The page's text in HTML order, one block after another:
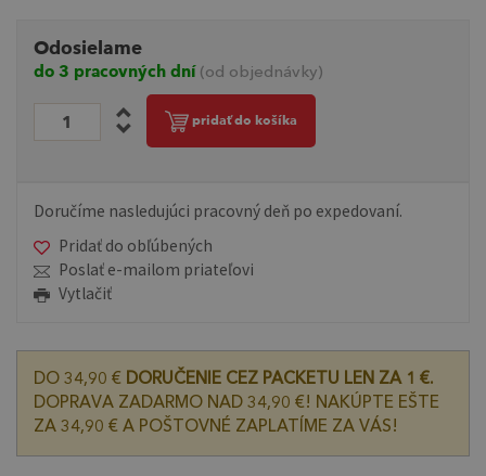
Odosielame
do 3 pracovných dní (od objednávky)
pridať do košíka
Doručíme nasledujúci pracovný deň po expedovaní.
Pridať do obľúbených
Poslať e-mailom priateľovi
Vytlačiť
DO 34,90 € DORUČENIE CEZ PACKETU LEN ZA 1 €.
DOPRAVA ZADARMO NAD 34,90 €! NAKÚPTE EŠTE
ZA 34,90 € A POŠTOVNÉ ZAPLATÍME ZA VÁS!